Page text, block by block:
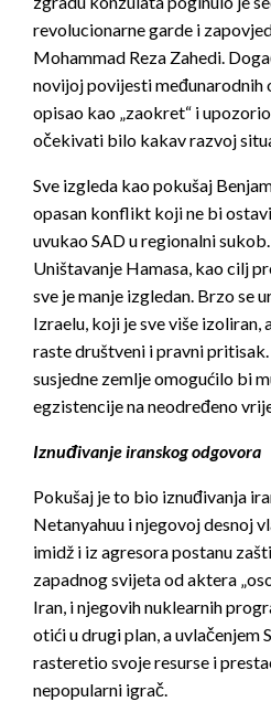
revolucionarne garde i
Mohammad Reza Zahedi.
novijoj povijesti međunarodnih
opisao kao „zaokret“ i
očekivati bilo kakav razvoj
Sve izgleda kao pokušaj
opasan konflikt koji ne bi
uvukao SAD u regionalni
Uništavanje Hamasa, kao cilj
sve je manje izgledan. Brzo se
Izraelu, koji je sve više izoliran,
raste društveni i pravni
susjedne zemlje omogućilo bi
egzistencije na neodređeno
Iznuđivanje iranskog odgovora
Pokušaj je to bio iznuđivanja
Netanyahuu i njegovoj desnoj
imidž i iz agresora postanu
zapadnog svijeta od aktera
Iran, i njegovih nuklearnih
otići u drugi plan, a
rasteretio svoje resurse i
nepopularni igrač.